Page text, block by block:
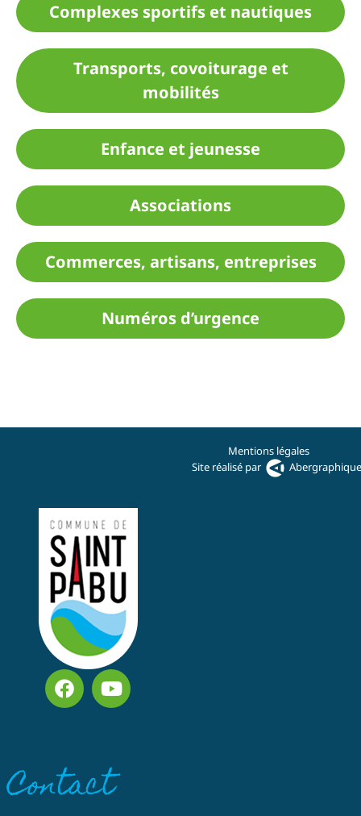
Complexes sportifs et nautiques
Transports, covoiturage et
mobilités
Enfance et jeunesse
Associations
Commerces, artisans, entreprises
Numéros d’urgence
Contact
Mentions légales
Site réalisé par